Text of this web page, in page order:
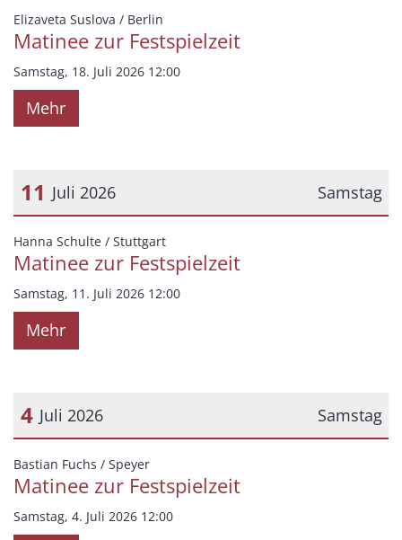
Elizaveta Suslova / Berlin
Matinee zur Festspielzeit
Samstag, 18. Juli 2026 12:00
Mehr
Samstag
11 Juli 2026
Datum: 11. Juli 2026
Hanna Schulte / Stuttgart:
Matinee zur Festspielzeit
Samstag, 11. Juli 2026 12:00
Mehr
Samstag
4 Juli 2026
Datum: 4. Juli 2026
Bastian Fuchs / Speyer:
Matinee zur Festspielzeit
Samstag, 4. Juli 2026 12:00